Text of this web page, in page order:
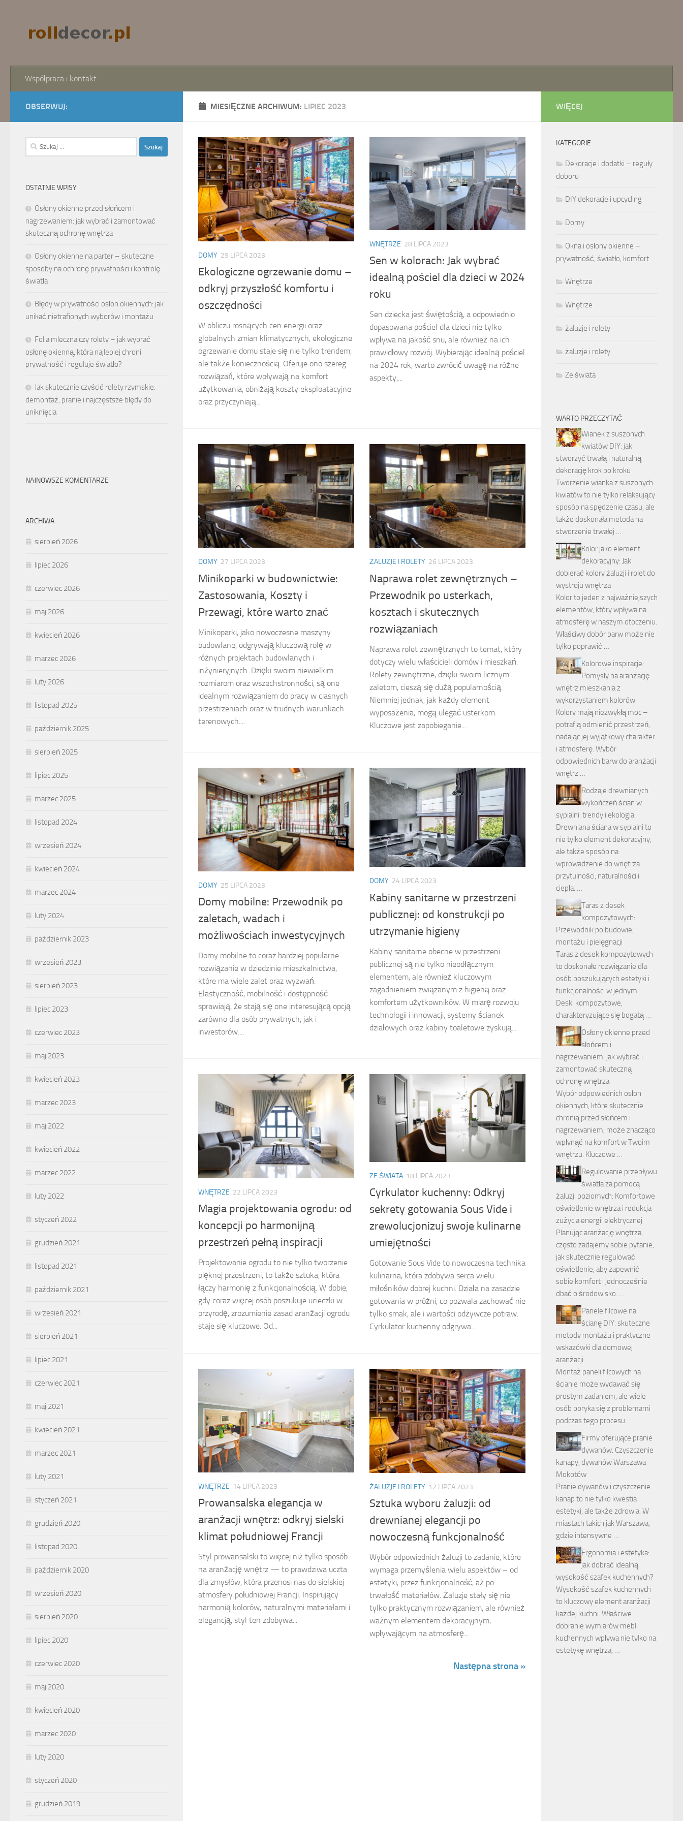
Współpraca i kontakt
MIESIĘCZNE ARCHIWUM: LIPIEC 2023
DOMY 29 LIPCA 2023
Ekologiczne ogrzewanie domu –
odkryj przyszłość komfortu i
oszczędności
W obliczu rosnących cen energii oraz
globalnych zmian klimatycznych, ekologiczne
ogrzewanie domu staje się nie tylko trendem,
ale także koniecznością. Oferuje ono szereg
rozwiązań, które wpływają na komfort
użytkowania, obniżają koszty eksploatacyjne
oraz przyczyniają...
WNĘTRZE 28 LIPCA 2023
Sen w kolorach: Jak wybrać
idealną pościel dla dzieci w 2024
roku
Sen dziecka jest świętością, a odpowiednio
dopasowana pościel dla dzieci nie tylko
wpływa na jakość snu, ale również na ich
prawidłowy rozwój. Wybierając idealną pościel
na 2024 rok, warto zwrócić uwagę na różne
aspekty,...
DOMY 27 LIPCA 2023
Minikoparki w budownictwie:
Zastosowania, Koszty i
Przewagi, które warto znać
Minikoparki, jako nowoczesne maszyny
budowlane, odgrywają kluczową rolę w
różnych projektach budowlanych i
inżynieryjnych. Dzięki swoim niewielkim
rozmiarom oraz wszechstronności, są one
idealnym rozwiązaniem do pracy w ciasnych
przestrzeniach oraz w trudnych warunkach
terenowych....
ŻALUZJE I ROLETY 26 LIPCA 2023
Naprawa rolet zewnętrznych –
Przewodnik po usterkach,
kosztach i skutecznych
rozwiązaniach
Naprawa rolet zewnętrznych to temat, który
dotyczy wielu właścicieli domów i mieszkań.
Rolety zewnętrzne, dzięki swoim licznym
zaletom, cieszą się dużą popularnością.
Niemniej jednak, jak każdy element
wyposażenia, mogą ulegać usterkom.
Kluczowe jest zapobieganie...
DOMY 25 LIPCA 2023
Domy mobilne: Przewodnik po
zaletach, wadach i
możliwościach inwestycyjnych
Domy mobilne to coraz bardziej popularne
rozwiązanie w dziedzinie mieszkalnictwa,
które ma wiele zalet oraz wyzwań.
Elastyczność, mobilność i dostępność
sprawiają, że stają się one interesującą opcją
zarówno dla osób prywatnych, jak i
inwestorów....
DOMY 24 LIPCA 2023
Kabiny sanitarne w przestrzeni
publicznej: od konstrukcji po
utrzymanie higieny
Kabiny sanitarne obecne w przestrzeni
publicznej są nie tylko nieodłącznym
elementem, ale również kluczowym
zagadnieniem związanym z higieną oraz
komfortem użytkowników. W miarę rozwoju
technologii i innowacji, systemy ścianek
działowych oraz kabiny toaletowe zyskują...
WNĘTRZE 22 LIPCA 2023
Magia projektowania ogrodu: od
koncepcji po harmonijną
przestrzeń pełną inspiracji
Projektowanie ogrodu to nie tylko tworzenie
pięknej przestrzeni, to także sztuka, która
łączy harmonię z funkcjonalnością. W dobie,
gdy coraz więcej osób poszukuje ucieczki w
przyrodę, zrozumienie zasad aranżacji ogrodu
staje się kluczowe. Od...
ZE ŚWIATA 18 LIPCA 2023
Cyrkulator kuchenny: Odkryj
sekrety gotowania Sous Vide i
zrewolucjonizuj swoje kulinarne
umiejętności
Gotowanie Sous Vide to nowoczesna technika
kulinarna, która zdobywa serca wielu
miłośników dobrej kuchni. Działa na zasadzie
gotowania w próżni, co pozwala zachować nie
tylko smak, ale i wartości odżywcze potraw.
Cyrkulator kuchenny odgrywa...
WNĘTRZE 14 LIPCA 2023
Prowansalska elegancja w
aranżacji wnętrz: odkryj sielski
klimat południowej Francji
Styl prowansalski to więcej niż tylko sposób
na aranżację wnętrz — to prawdziwa uczta
dla zmysłów, która przenosi nas do sielskiej
atmosfery południowej Francji. Inspirujący
harmonią kolorów, naturalnymi materiałami i
elegancją, styl ten zdobywa...
ŻALUZJE I ROLETY 12 LIPCA 2023
Sztuka wyboru żaluzji: od
drewnianej elegancji po
nowoczesną funkcjonalność
Wybór odpowiednich żaluzji to zadanie, które
wymaga przemyślenia wielu aspektów – od
estetyki, przez funkcjonalność, aż po
trwałość materiałów. Żaluzje stały się nie
tylko praktycznym rozwiązaniem, ale również
ważnym elementem dekoracyjnym,
wpływającym na atmosferę...
Następna strona »
OBSERWUJ:
Szukaj:
OSTATNIE WPISY
Osłony okienne przed słońcem i
nagrzewaniem: jak wybrać i zamontować
skuteczną ochronę wnętrza
Osłony okienne na parter – skuteczne
sposoby na ochronę prywatności i kontrolę
światła
Błędy w prywatności osłon okiennych: jak
unikać nietrafionych wyborów i montażu
Folia mleczna czy rolety – jak wybrać
osłonę okienną, która najlepiej chroni
prywatność i reguluje światło?
Jak skutecznie czyścić rolety rzymskie:
demontaż, pranie i najczęstsze błędy do
uniknięcia
NAJNOWSZE KOMENTARZE
ARCHIWA
sierpień 2026
lipiec 2026
czerwiec 2026
maj 2026
kwiecień 2026
marzec 2026
luty 2026
listopad 2025
październik 2025
sierpień 2025
lipiec 2025
marzec 2025
listopad 2024
wrzesień 2024
kwiecień 2024
marzec 2024
luty 2024
październik 2023
wrzesień 2023
sierpień 2023
lipiec 2023
czerwiec 2023
maj 2023
kwiecień 2023
marzec 2023
maj 2022
kwiecień 2022
marzec 2022
luty 2022
styczeń 2022
grudzień 2021
listopad 2021
październik 2021
wrzesień 2021
sierpień 2021
lipiec 2021
czerwiec 2021
maj 2021
kwiecień 2021
marzec 2021
luty 2021
styczeń 2021
grudzień 2020
listopad 2020
październik 2020
wrzesień 2020
sierpień 2020
lipiec 2020
czerwiec 2020
maj 2020
kwiecień 2020
marzec 2020
luty 2020
styczeń 2020
grudzień 2019
WIĘCEJ
KATEGORIE
Dekoracje i dodatki – reguły
doboru
DIY dekoracje i upcycling
Domy
Okna i osłony okienne –
prywatność, światło, komfort
Wnętrze
Wnętrze
żaluzje i rolety
żaluzje i rolety
Ze świata
WARTO PRZECZYTAĆ
Wianek z suszonych
kwiatów DIY: jak
stworzyć trwałą i naturalną
dekorację krok po kroku
Tworzenie wianka z suszonych
kwiatów to nie tylko relaksujący
sposób na spędzenie czasu, ale
także doskonała metoda na
stworzenie trwałej …
Kolor jako element
dekoracyjny: Jak
dobierać kolory żaluzji i rolet do
wystroju wnętrza
Kolor to jeden z najważniejszych
elementów, który wpływa na
atmosferę w naszym otoczeniu.
Właściwy dobór barw może nie
tylko poprawić …
Kolorowe inspiracje:
Pomysły na aranżację
wnętrz mieszkania z
wykorzystaniem kolorów
Kolory mają niezwykłą moc –
potrafią odmienić przestrzeń,
nadając jej wyjątkowy charakter
i atmosferę. Wybór
odpowiednich barw do aranżacji
wnętrz …
Rodzaje drewnianych
wykończeń ścian w
sypialni: trendy i ekologia
Drewniana ściana w sypialni to
nie tylko element dekoracyjny,
ale także sposób na
wprowadzenie do wnętrza
przytulności, naturalności i
ciepła. …
Taras z desek
kompozytowych:
Przewodnik po budowie,
montażu i pielęgnacji
Taras z desek kompozytowych
to doskonałe rozwiązanie dla
osób poszukujących estetyki i
funkcjonalności w jednym.
Deski kompozytowe,
charakteryzujące się bogatą …
Osłony okienne przed
słońcem i
nagrzewaniem: jak wybrać i
zamontować skuteczną
ochronę wnętrza
Wybór odpowiednich osłon
okiennych, które skutecznie
chronią przed słońcem i
nagrzewaniem, może znacząco
wpłynąć na komfort w Twoim
wnętrzu. Kluczowe …
Regulowanie przepływu
światła za pomocą
żaluzji poziomych: Komfortowe
oświetlenie wnętrza i redukcja
zużycia energii elektrycznej
Planując aranżację wnętrza,
często zadajemy sobie pytanie,
jak skutecznie regulować
oświetlenie, aby zapewnić
sobie komfort i jednocześnie
dbać o środowisko. …
Panele filcowe na
ścianę DIY: skuteczne
metody montażu i praktyczne
wskazówki dla domowej
aranżacji
Montaż paneli filcowych na
ścianie może wydawać się
prostym zadaniem, ale wiele
osób boryka się z problemami
podczas tego procesu. …
Firmy oferujące pranie
dywanów. Czyszczenie
kanapy, dywanów Warszawa
Mokotów
Pranie dywanów i czyszczenie
kanap to nie tylko kwestia
estetyki, ale także zdrowia. W
miastach takich jak Warszawa,
gdzie intensywne …
Ergonomia i estetyka:
jak dobrać idealną
wysokość szafek kuchennych?
Wysokość szafek kuchennych
to kluczowy element aranżacji
każdej kuchni. Właściwe
dobranie wymiarów mebli
kuchennych wpływa nie tylko na
estetykę wnętrza, …